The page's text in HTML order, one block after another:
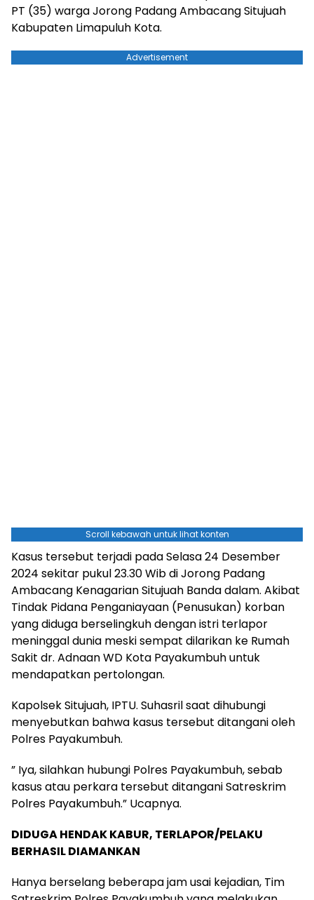
PT (35) warga Jorong Padang Ambacang Situjuah
Kabupaten Limapuluh Kota.
Advertisement
Scroll kebawah untuk lihat konten
Kasus tersebut terjadi pada Selasa 24 Desember
2024 sekitar pukul 23.30 Wib di Jorong Padang
Ambacang Kenagarian Situjuah Banda dalam. Akibat
Tindak Pidana Penganiayaan (Penusukan) korban
yang diduga berselingkuh dengan istri terlapor
meninggal dunia meski sempat dilarikan ke Rumah
Sakit dr. Adnaan WD Kota Payakumbuh untuk
mendapatkan pertolongan.
Kapolsek Situjuah, IPTU. Suhasril saat dihubungi
menyebutkan bahwa kasus tersebut ditangani oleh
Polres Payakumbuh.
” Iya, silahkan hubungi Polres Payakumbuh, sebab
kasus atau perkara tersebut ditangani Satreskrim
Polres Payakumbuh.” Ucapnya.
DIDUGA HENDAK KABUR, TERLAPOR/PELAKU
BERHASIL DIAMANKAN
Hanya berselang beberapa jam usai kejadian, Tim